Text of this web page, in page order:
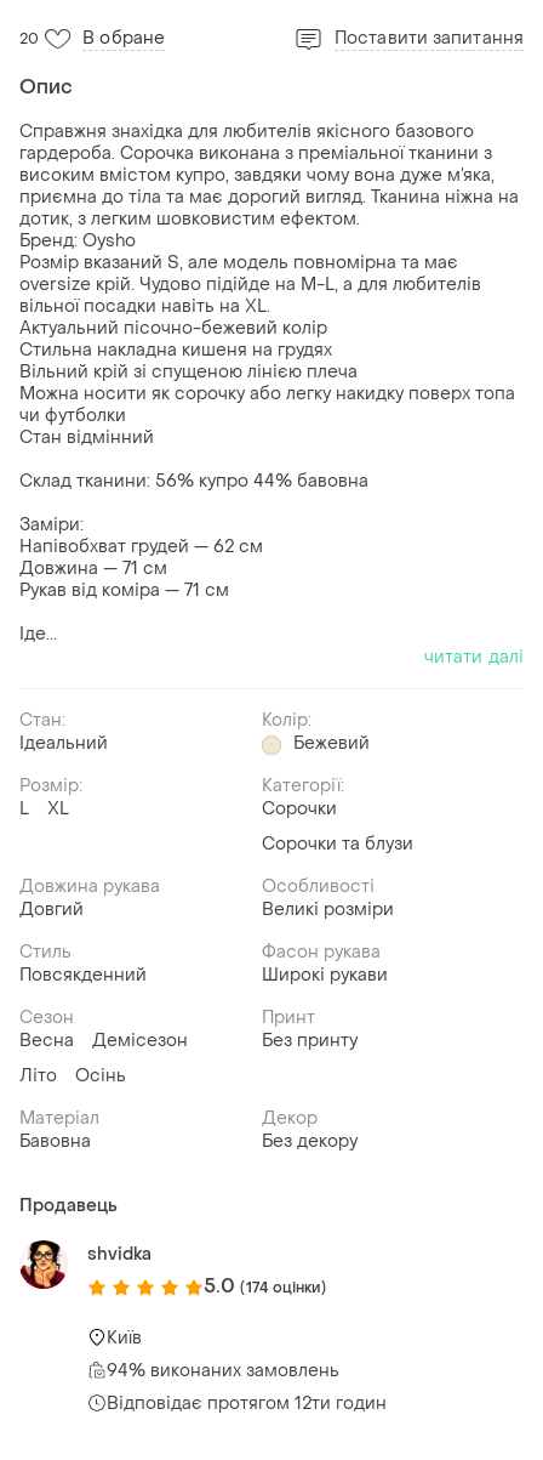
20 В обране Поставити запитання
Опис
Справжня знахідка для любителів якісного базового
гардероба. Сорочка виконана з преміальної тканини з
високим вмістом купро, завдяки чому вона дуже м’яка,
приємна до тіла та має дорогий вигляд. Тканина ніжна на
дотик, з легким шовковистим ефектом.
Бренд: Oysho
Розмір вказаний S, але модель повномірна та має
oversize крій. Чудово підійде на M-L, а для любителів
вільної посадки навіть на XL.
Актуальний пісочно-бежевий колір
Стильна накладна кишеня на грудях
Вільний крій зі спущеною лінією плеча
Можна носити як сорочку або легку накидку поверх топа
чи футболки
Стан відмінний
Склад тканини: 56% купро 44% бавовна
Заміри:
Напівобхват грудей — 62 см
Довжина — 71 см
Рукав від коміра — 71 см
Іде...
читати далі
Стан:
Ідеальний
Колір:
Бежевий
Розмір:
L
XL
Категорії:
Сорочки
Сорочки та блузи
Довжина рукава
Довгий
Особливості
Великі розміри
Стиль
Повсякденний
Фасон рукава
Широкі рукави
Сезон
Весна
Демісезон
Літо
Осінь
Принт
Без принту
Матеріал
Бавовна
Декор
Без декору
Продавець
shvidka
5.0 (174 оцінки)
Київ
94% виконаних замовлень
Відповідає протягом 12ти годин